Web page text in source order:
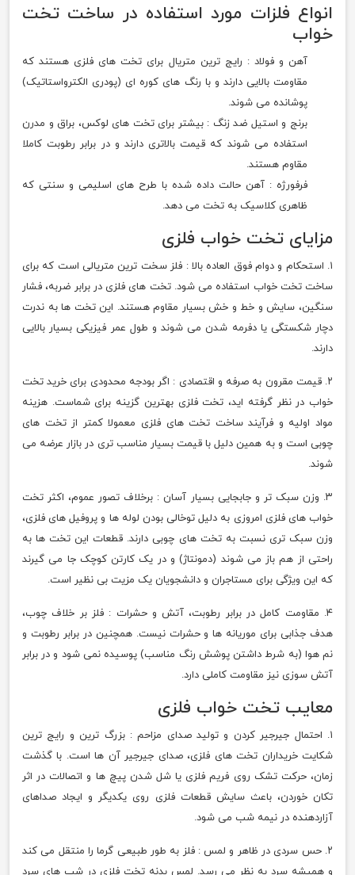
انواع فلزات مورد استفاده در ساخت تخت
خواب
آهن و فولاد : رایج ترین متریال برای تخت های فلزی هستند که
مقاومت بالایی دارند و با رنگ های کوره ای (پودری الکترواستاتیک)
پوشانده می شوند.
برنج و استیل ضد زنگ : بیشتر برای تخت های لوکس، براق و مدرن
استفاده می شوند که قیمت بالاتری دارند و در برابر رطوبت کاملا
مقاوم هستند.
فرفورژه : آهن حالت داده شده با طرح های اسلیمی و سنتی که
ظاهری کلاسیک به تخت می دهد.
مزایای تخت خواب فلزی
۱. استحکام و دوام فوق العاده بالا : فلز سخت ترین متریالی است که برای
ساخت تخت خواب استفاده می شود. تخت های فلزی در برابر ضربه، فشار
سنگین، سایش و خط و خش بسیار مقاوم هستند. این تخت ها به ندرت
دچار شکستگی یا دفرمه شدن می شوند و طول عمر فیزیکی بسیار بالایی
دارند.
۲. قیمت مقرون به صرفه و اقتصادی : اگر بودجه محدودی برای خرید تخت
خواب در نظر گرفته اید، تخت فلزی بهترین گزینه برای شماست. هزینه
مواد اولیه و فرآیند ساخت تخت های فلزی معمولا کمتر از تخت های
چوبی است و به همین دلیل با قیمت بسیار مناسب تری در بازار عرضه می
شوند.
۳. وزن سبک تر و جابجایی بسیار آسان : برخلاف تصور عموم، اکثر تخت
خواب های فلزی امروزی به دلیل توخالی بودن لوله ها و پروفیل های فلزی،
وزن سبک تری نسبت به تخت های چوبی دارند. قطعات این تخت ها به
راحتی از هم باز می شوند (دمونتاژ) و در یک کارتن کوچک جا می گیرند
که این ویژگی برای مستاجران و دانشجویان یک مزیت بی نظیر است.
۴. مقاومت کامل در برابر رطوبت، آتش و حشرات : فلز بر خلاف چوب،
هدف جذابی برای موریانه ها و حشرات نیست. همچنین در برابر رطوبت و
نم هوا (به شرط داشتن پوشش رنگ مناسب) پوسیده نمی شود و در برابر
آتش سوزی نیز مقاومت کاملی دارد.
معایب تخت خواب فلزی
۱. احتمال جیرجیر کردن و تولید صدای مزاحم : بزرگ ترین و رایج ترین
شکایت خریداران تخت های فلزی، صدای جیرجیر آن ها است. با گذشت
زمان، حرکت تشک روی فریم فلزی یا شل شدن پیچ ها و اتصالات در اثر
تکان خوردن، باعث سایش قطعات فلزی روی یکدیگر و ایجاد صداهای
آزاردهنده در نیمه شب می شود.
۲. حس سردی در ظاهر و لمس : فلز به طور طبیعی گرما را منتقل می کند
و همیشه سرد به نظر می رسد. لمس بدنه تخت فلزی در شب های سرد